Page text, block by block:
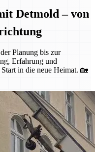
Detmold – von
Planung bis zur
Erfahrung und
in die neue Heimat. 🏡